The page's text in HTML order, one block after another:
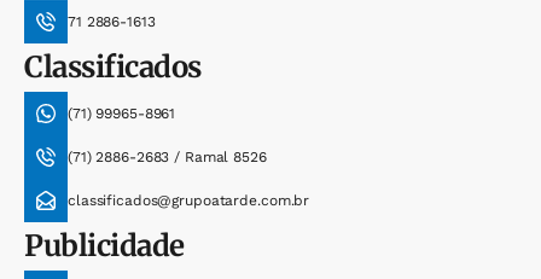
71 2886-1613
Classificados
(71) 99965-8961
(71) 2886-2683 / Ramal 8526
classificados@grupoatarde.com.br
Publicidade